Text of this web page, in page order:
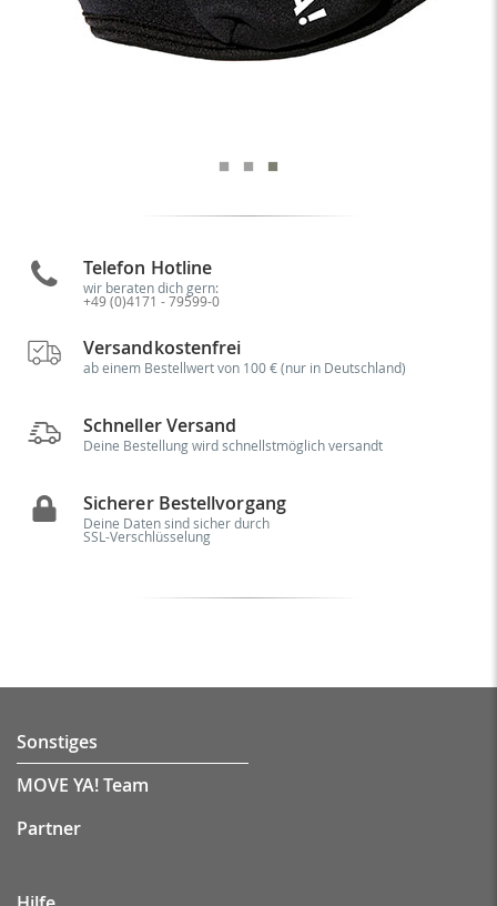
Telefon Hotline
wir beraten dich gern:
+49 (0)4171 - 79599-0
Versandkostenfrei
ab einem Bestellwert von 100 € (nur in Deutschland)
Schneller Versand
Deine Bestellung wird schnellstmöglich versandt
Sicherer Bestellvorgang
Deine Daten sind sicher durch
SSL-Verschlüsselung
Sonstiges
MOVE YA! Team
Partner